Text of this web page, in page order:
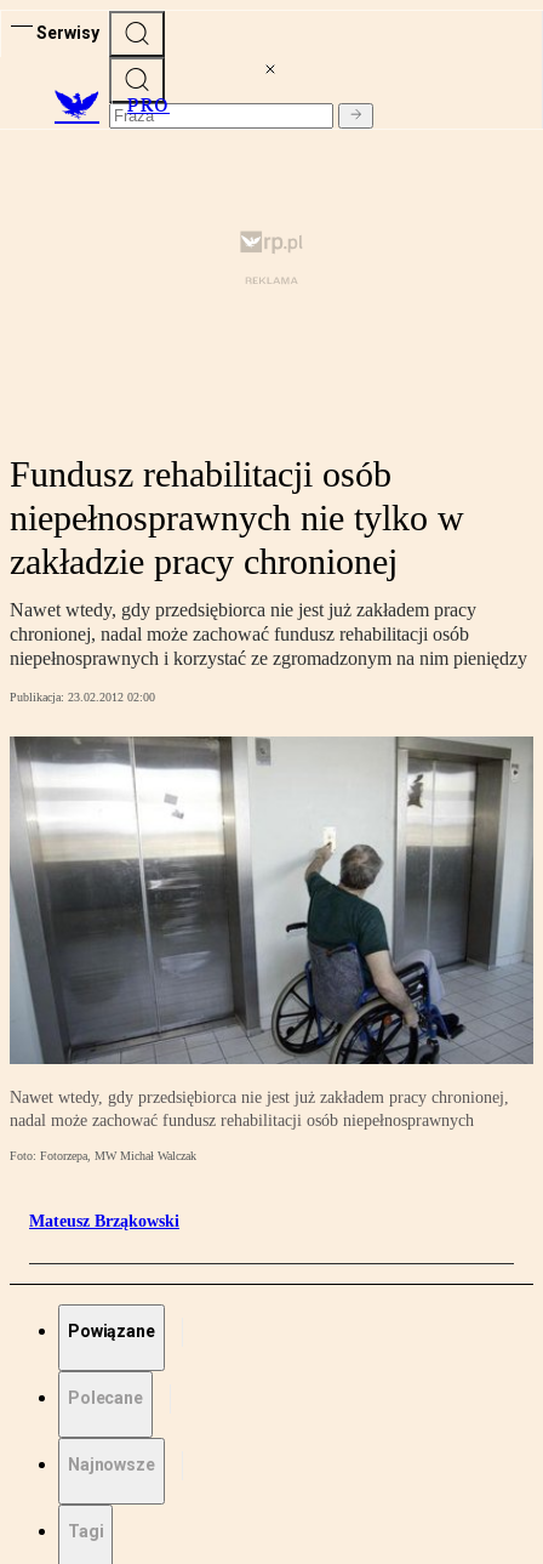
Serwisy
PRO
Fundusz rehabilitacji osób
niepełnosprawnych nie tylko w
zakładzie pracy chronionej
Nawet wtedy, gdy przedsiębiorca nie jest już zakładem pracy
chronionej, nadal może zachować fundusz rehabilitacji osób
niepełnosprawnych i korzystać ze zgromadzonym na nim pieniędzy
Publikacja: 23.02.2012 02:00
Nawet wtedy, gdy przedsiębiorca nie jest już zakładem pracy chronionej,
nadal może zachować fundusz rehabilitacji osób niepełnosprawnych
Foto: Fotorzepa, MW Michał Walczak
Mateusz Brząkowski
Powiązane
Polecane
Najnowsze
Tagi